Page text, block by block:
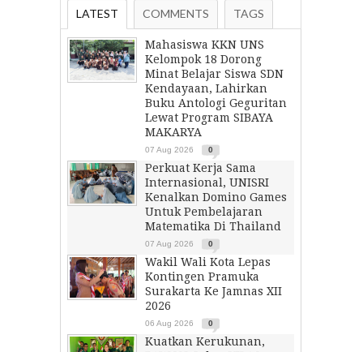
LATEST COMMENTS TAGS
Mahasiswa KKN UNS
Kelompok 18 Dorong
Minat Belajar Siswa SDN
Kendayaan, Lahirkan
Buku Antologi Geguritan
Lewat Program SIBAYA
MAKARYA
07 Aug 2026 0
Perkuat Kerja Sama
Internasional, UNISRI
Kenalkan Domino Games
Untuk Pembelajaran
Matematika Di Thailand
07 Aug 2026 0
Wakil Wali Kota Lepas
Kontingen Pramuka
Surakarta Ke Jamnas XII
2026
06 Aug 2026 0
Kuatkan Kerukunan,